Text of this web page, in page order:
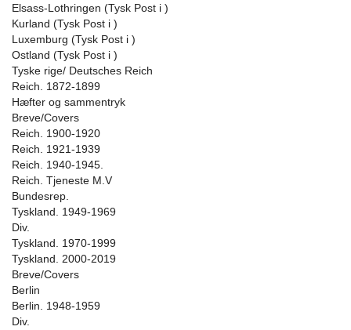
Elsass-Lothringen (Tysk Post i )
Kurland (Tysk Post i )
Luxemburg (Tysk Post i )
Ostland (Tysk Post i )
Tyske rige/ Deutsches Reich
Reich. 1872-1899
Hæfter og sammentryk
Breve/Covers
Reich. 1900-1920
Reich. 1921-1939
Reich. 1940-1945.
Reich. Tjeneste M.V
Bundesrep.
Tyskland. 1949-1969
Div.
Tyskland. 1970-1999
Tyskland. 2000-2019
Breve/Covers
Berlin
Berlin. 1948-1959
Div.